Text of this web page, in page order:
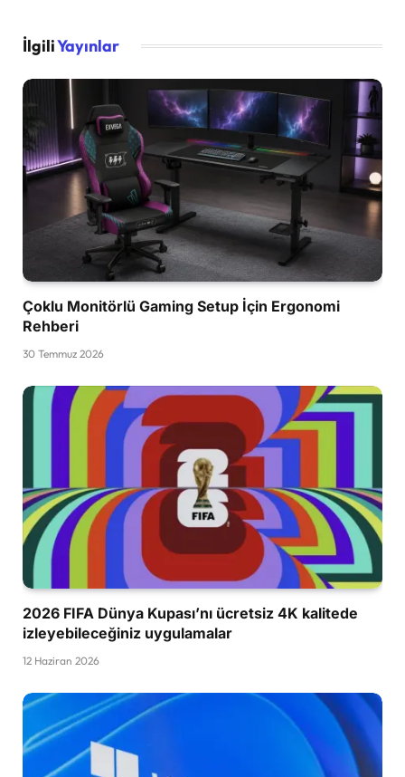
İlgiliYayınlar
Çoklu Monitörlü Gaming Setup İçin Ergonomi
Rehberi
30 Temmuz 2026
2026 FIFA Dünya Kupası’nı ücretsiz 4K kalitede
izleyebileceğiniz uygulamalar
12 Haziran 2026